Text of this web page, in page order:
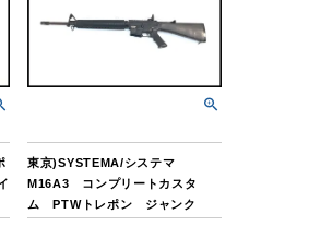
東京)SYSTEMA/システマ
M16A3 コンプリートカスタ
ム PTWトレポン ジャンク